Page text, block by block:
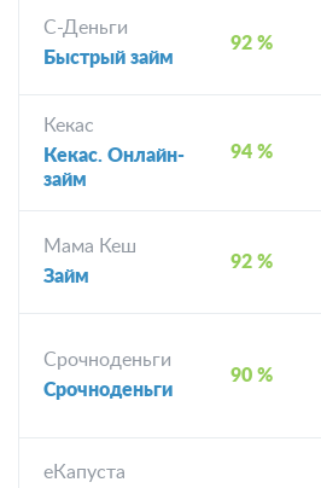
С-Деньги
Быстрый займ
92 %
Кекас
Кекас. Онлайн-
займ
94 %
Мама Кеш
Займ
92 %
Срочноденьги
Срочноденьги
90 %
еКапуста